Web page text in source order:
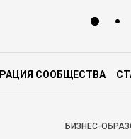
СООБЩЕСТВА
БИЗНЕС-